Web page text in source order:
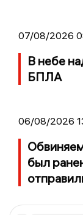
07/08/2026
В небе
БПЛА
06/08/2026
был